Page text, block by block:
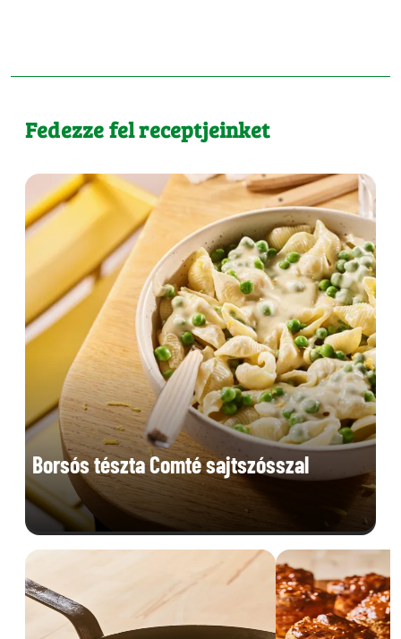
Fedezze fel receptjeinket
Borsós tészta Comté sajtszósszal